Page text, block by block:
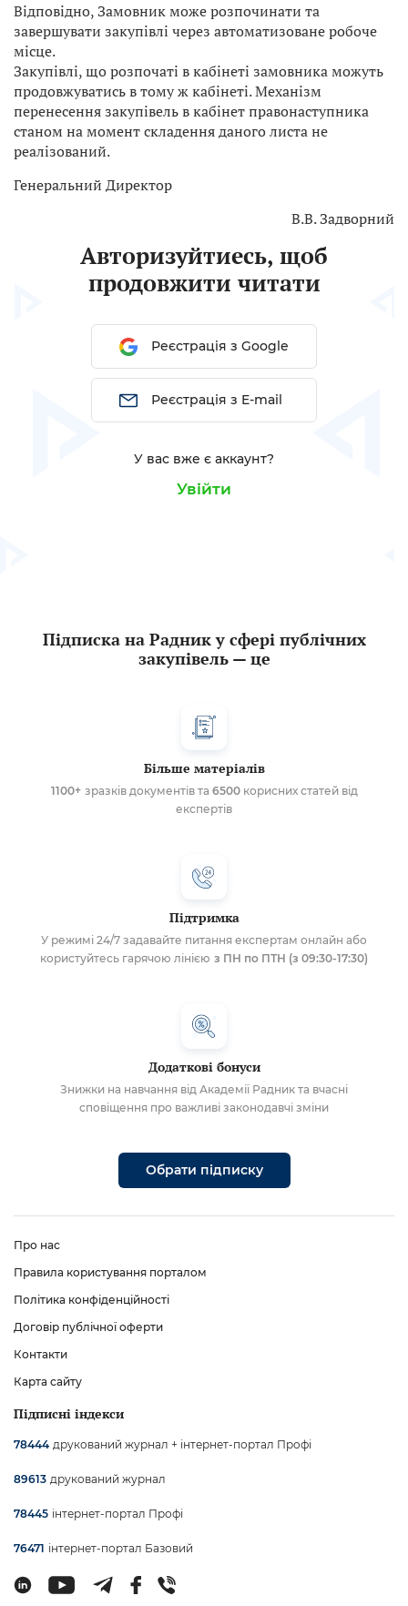
Відповідно, Замовник може розпочинати та
завершувати закупівлі через автоматизоване робоче
місце.
Закупівлі, що розпочаті в кабінеті замовника можуть
продовжуватись в тому ж кабінеті. Механізм
перенесення закупівель в кабінет правонаступника
станом на момент складення даного листа не
реалізований.
Генеральний Директор
В.В. Задворний
Авторизуйтиесь, щоб
продовжити читати
Реєстрація з Google
Реєстрація з E-mail
У вас вже є аккаунт?
Увійти
Підписка на Радник у сфері публічних
закупівель — це
Більше матеріалів
1100+ зразків документів та 6500корисних статей від
експертів
Підтримка
У режимі 24/7 задавайте питання експертам онлайн або
користуйтесь гарячою лінією з ПН по ПТН (з 09:30-17:30)
Додаткові бонуси
Знижки на навчання від Академії Радник та вчасні
сповіщення про важливі законодавчі зміни
Обрати підписку
Про нас
Правила користування порталом
Політика конфіденційності
Договір публічної оферти
Контакти
Карта сайту
Підписні індекси
78444 друкований журнал + інтернет-портал Профі
89613 друкований журнал
78445 інтернет-портал Профі
76471 інтернет-портал Базовий